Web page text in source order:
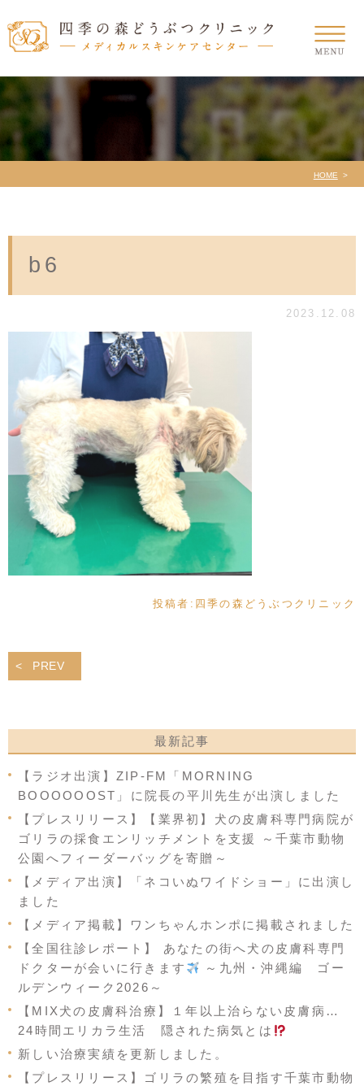
HOME
b6
2023.12.08
投稿者: 四季の森どうぶつクリニック
PREV
最新記事
【ラジオ出演】ZIP-FM「MORNING
BOOOOOOST」に院長の平川先生が出演しました
【プレスリリース】【業界初】犬の皮膚科専門病院が
ゴリラの採食エンリッチメントを支援 ～千葉市動物
公園へフィーダーバッグを寄贈～
【メディア出演】「ネコいぬワイドショー」に出演し
ました
【メディア掲載】ワンちゃんホンポに掲載されました
【全国往診レポート】 あなたの街へ犬の皮膚科専門
ドクターが会いに行きます
～九州・沖縄編 ゴー
ルデンウィーク2026～
【MIX犬の皮膚科治療】１年以上治らない皮膚病…
24時間エリカラ生活 隠された病気とは
新しい治療実績を更新しました。
【プレスリリース】ゴリラの繁殖を目指す千葉市動物